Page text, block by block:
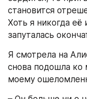
становится
Хоть я никогда её
запуталась
Я смотрела на
снова подошла ко
моему